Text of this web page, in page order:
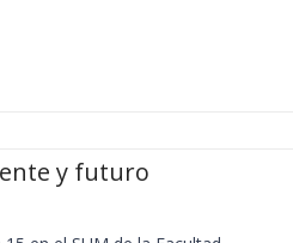
y futuro